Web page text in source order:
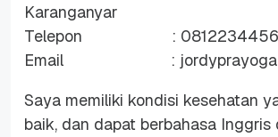
Karanganyar
Telepon :
Email :
Saya memiliki kondisi kesehatan
baik, dan dapat berbahasa Inggris